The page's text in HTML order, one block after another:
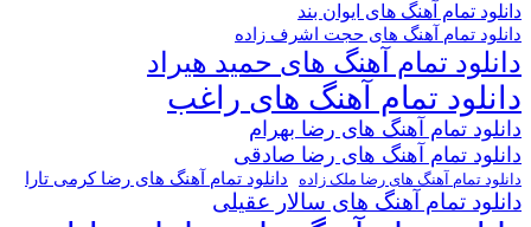
دانلود تمام آهنگ های ایوان بند
دانلود تمام آهنگ های حجت اشرف زاده
دانلود تمام آهنگ های حمید هیراد
دانلود تمام آهنگ های راغب
دانلود تمام آهنگ های رضا بهرام
دانلود تمام آهنگ های رضا صادقی
دانلود تمام آهنگ های رضا ملک زاده دانلود تمام آهنگ های رضا کرمی تارا
دانلود تمام آهنگ های سالار عقیلی